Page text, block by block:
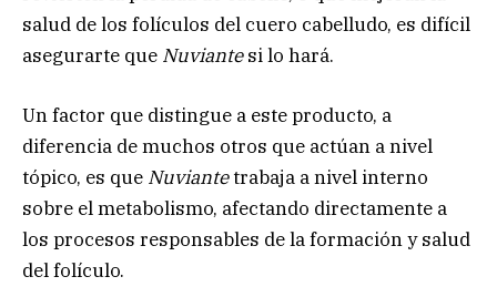
salud de los folículos del cuero cabelludo, es difícil
asegurarte que Nuviantesi lo hará.
Un factor que distingue a este producto, a
diferencia de muchos otros que actúan a nivel
tópico, es que Nuviantetrabaja a nivel interno
sobre el metabolismo, afectando directamente a
los procesos responsables de la formación y salud
del folículo.